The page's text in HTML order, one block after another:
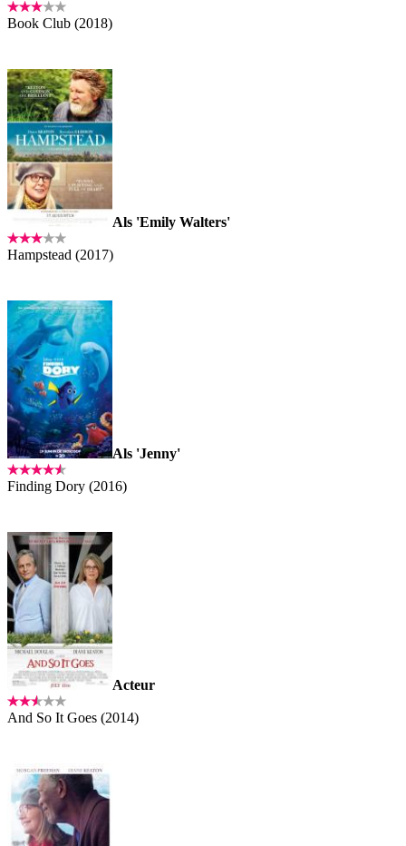
Book Club (2018)
Als 'Emily Walters'
Hampstead (2017)
Als 'Jenny'
Finding Dory (2016)
Acteur
And So It Goes (2014)